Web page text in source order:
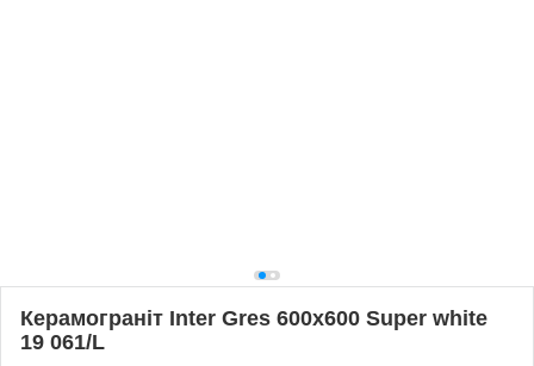
Керамограніт Inter Gres 600x600 Super white
19 061/L